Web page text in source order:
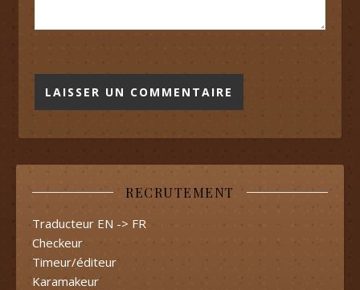
RECRUTEMENT
Traducteur EN -> FR
Checkeur
Timeur/éditeur
Karamakeur